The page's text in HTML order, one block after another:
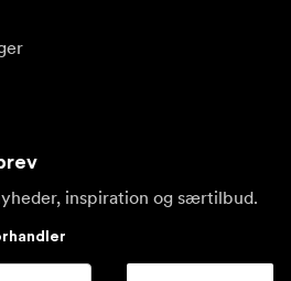
inspiration og særtilbud.